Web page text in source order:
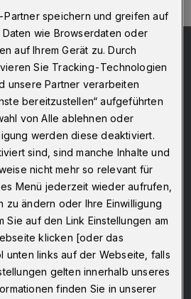
-Partner speichern und greifen auf
wie Browserdaten oder
auf Ihrem Gerät zu. Durch
Sie Tracking-Technologien
unsere Partner verarbeiten
bereitzustellen“ aufgeführten
von Alle ablehnen oder
werden diese deaktiviert.
sind, sind manche Inhalte und
nicht mehr so relevant für
Menü jederzeit wieder aufrufen,
zu ändern oder Ihre Einwilligung
Sie auf den Link Einstellungen am
klicken [oder das
unten links auf der Webseite, falls
gelten innerhalb unseres
finden Sie in unserer